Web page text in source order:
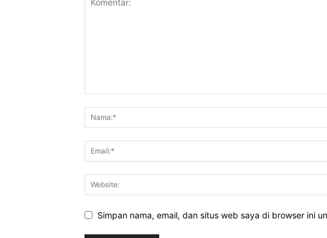
Simpan nama, email, dan situs web saya di browser ini